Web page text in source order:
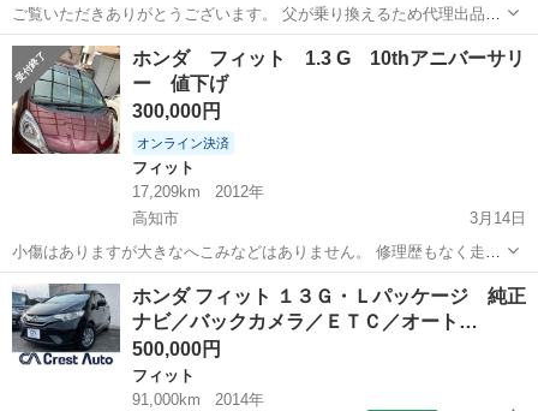
ご覧いただきありがとうございます。 父が乗り換えるため代理出品と
なります。 ガソリンほぼ満タンの状態でお譲りします。 キズなどあり
ますので現車確認の上、ご検討いただければ幸いです。 またラジエー
ターの調子が悪いので修理が必...
高知 高知市 フィット FIT
ホンダ フィット 1.3 G 10thアニバーサリ
ー 値下げ
300,000円
オンライン決済
フィット
17,209km
2012年
高知市
3月14日
小傷はありますが大きなへこみなどはありません。 修理歴もなく走行
距離は少ないです。 禁煙、ワンオーナーです。 高知市内に取りに来て
いただける方。 気軽に問い合わせ、現車確認してみて下さい。
高知 高知市 フィット 走行距離
ホンダ フィット １３Ｇ・Ｌパッケージ 純正
ナビ／バックカメラ／ＥＴＣ／オート…
500,000円
フィット
91,000km
2014年